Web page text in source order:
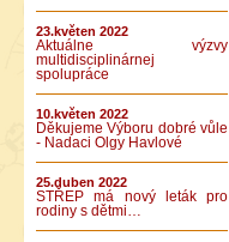
23.květen 2022
Aktuálne výzvy
multidisciplinárnej
spolupráce
10.květen 2022
Děkujeme Výboru dobré vůle
- Nadaci Olgy Havlové
25.duben 2022
STŘEP má nový leták pro
rodiny s dětmi…